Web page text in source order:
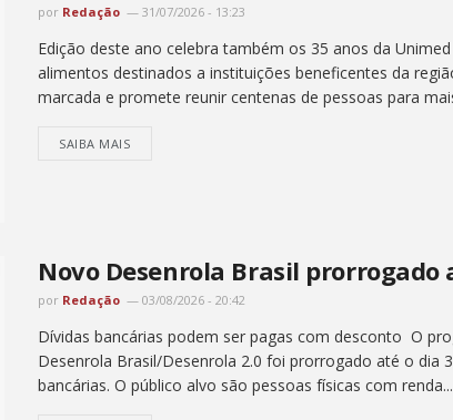
por Redação 31/07/2026 - 13:23
Edição deste ano celebra também os 35 anos da
alimentos destinados a instituições beneficentes da
marcada e promete reunir centenas de pessoas para
SAIBA MAIS
Novo Desenrola Brasil
por Redação 03/08/2026 - 20:42
Dívidas bancárias podem ser pagas com desconto O
Desenrola Brasil/Desenrola 2.0 foi prorrogado até o dia
bancárias. O público alvo são pessoas físicas com renda...